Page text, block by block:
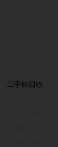
​二手錶回收